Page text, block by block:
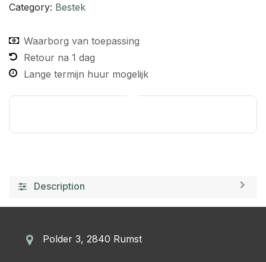
Category: Bestek
Waarborg van toepassing
Retour na 1 dag
Lange termijn huur mogelijk
Description
Polder 3, 2840 Rumst